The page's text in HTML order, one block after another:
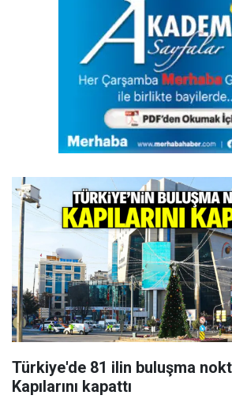
Türkiye'de 81 ilin buluşma
Kapılarını kapattı